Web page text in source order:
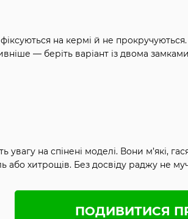
на кермі й не
— беріть варіант із двома
увагу на спінені моделі. Вони м’які,
або хитрощів. Без досвіду раджу не
ПОДИВИТИСЯ